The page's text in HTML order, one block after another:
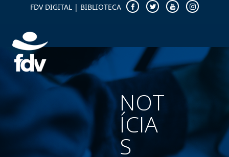
FDV DIGITAL | BIBLIOTECA
NOT
ÍCIA
S